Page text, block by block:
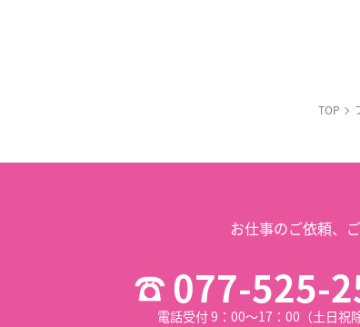
TOP
お仕事のご依頼、
077-525-
電話受付 9：00～17：00（土日祝除